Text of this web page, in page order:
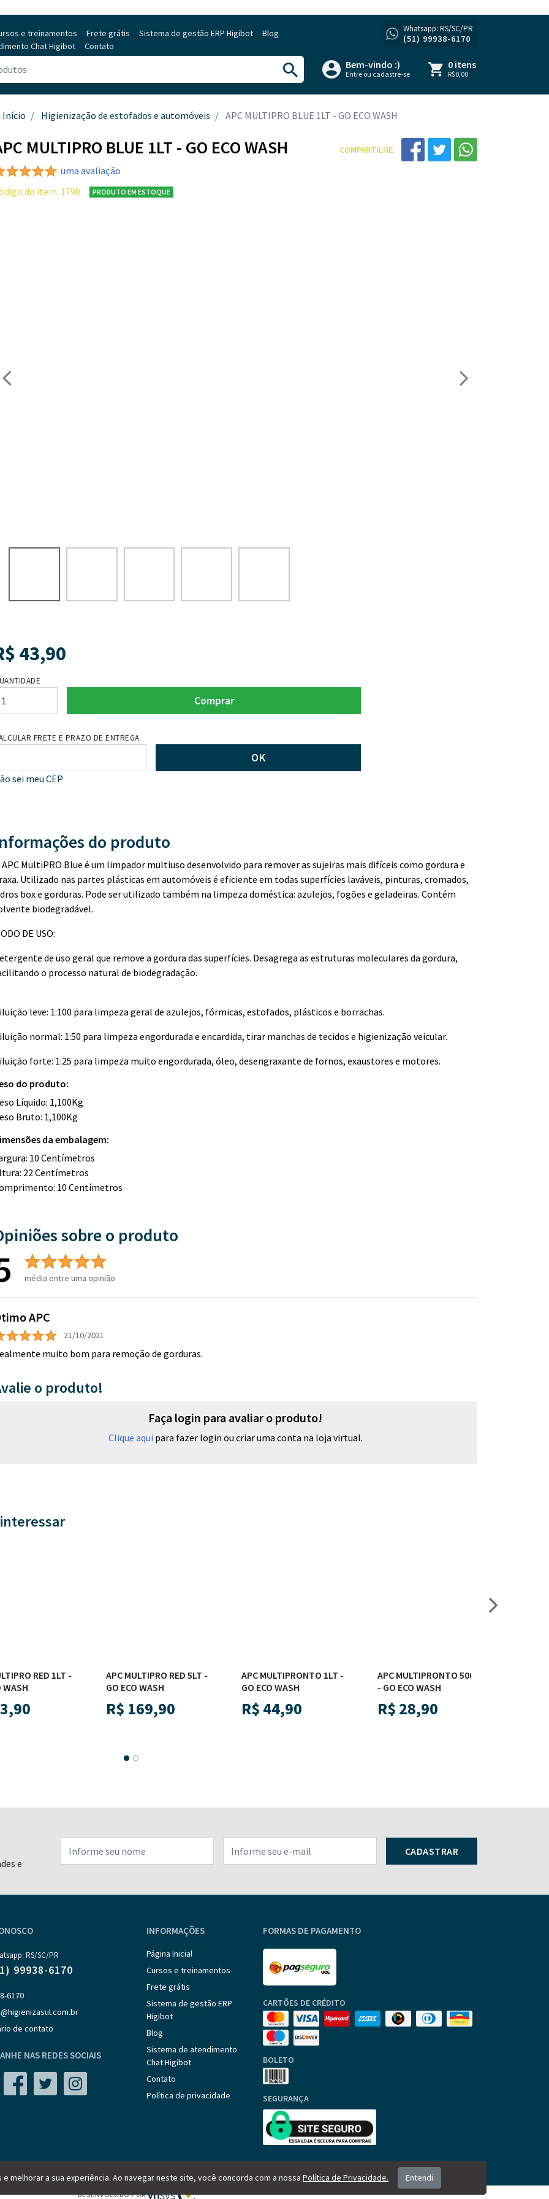
e treinamentos Frete grátis Sistema de gestão ERP Higibot
Blog
Chat Higibot
Contato
Whatsapp: RS/SC/PR
(51) 99938-6170
Bem-vindo :)
Entre ou cadastre-se
0 itens
R$0,00
Início Higienização de estofados e automóveis APC MULTIPRO BLUE 1LT - GO ECO WASH
MULTIPRO BLUE 1LT - GO ECO WASH COMPARTILHE:
uma avaliação
do item: 1790
PRODUTO EM ESTOQUE
43,90
Comprar
FRETE E PRAZO DE ENTREGA
OK
sei meu CEP
do produto
APC MultiPRO Blue é um limpador multiuso desenvolvido para remover as sujeiras mais difíceis como gordura e
Utilizado nas partes plásticas em automóveis é eficiente em todas superfícies laváveis, pinturas, cromados,
box e gorduras. Pode ser utilizado também na limpeza doméstica: azulejos, fogões e geladeiras. Contém
biodegradável.
DE USO:
de uso geral que remove a gordura das superfícies. Desagrega as estruturas moleculares da gordura,
o processo natural de biodegradação.
leve: 1:100 para limpeza geral de azulejos, fórmicas, estofados, plásticos e borrachas.
normal: 1:50 para limpeza engordurada e encardida, tirar manchas de tecidos e higienização veicular.
forte: 1:25 para limpeza muito engordurada, óleo, desengraxante de fornos, exaustores e motores.
do produto:
Líquido: 1,100Kg
Bruto: 1,100Kg
da embalagem:
10 Centímetros
22 Centímetros
10 Centímetros
sobre o produto
média entre uma opinião
APC
21/10/2021
muito bom para remoção de gorduras.
o produto!
Faça login para avaliar o produto!
Clique aqui para fazer login ou criar uma conta na loja virtual.
1LT -
APC MULTIPRO RED 5LT -
GO ECO WASH
169,90
APC MULTIPRONTO 1LT -
GO ECO WASH
44,90
APC MULTIPRONTO 500ML
- GO ECO WASH
28,90
e
CADASTRAR
RS/SC/PR
99938-6170
6170
de contato
NAS REDES SOCIAIS
INFORMAÇÕES
Página Inicial
Cursos e treinamentos
Frete grátis
Sistema de gestão ERP
Higibot
Blog
Sistema de atendimento
Chat Higibot
Contato
Política de privacidade
FORMAS DE PAGAMENTO
CARTÕES DE CRÉDITO
BOLETO
SEGURANÇA
DESENVOLVIDO POR
melhorar a sua experiência. Ao navegar neste site, você concorda com a nossa Política de Privacidade. Entendi